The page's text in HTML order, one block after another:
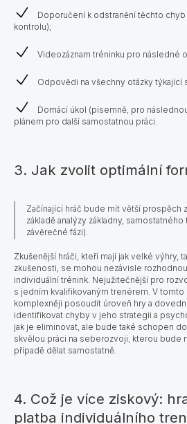
Doporučení k odstranění těchto
kontrolu);
Videozáznam tréninku pro následné
Odpovědi na všechny otázky týkající
Domácí úkol (písemně, pro
plánem pro další samostatnou práci.
3. Jak zvolit optimální
Začínající hráč bude mít větší prospěch
základě analýzy základny,
závěrečné fázi).
Zkušenější hráči, kteří mají jak velké výhry,
zkušenosti, se mohou nezávisle
individuální trénink. Nejužitečnější pro
s jedním kvalifikovaným trenérem. V tomto
komplexněji posoudit úroveň hry a
identifikovat chyby v jeho strategii a
jak je eliminovat, ale bude také schopen
skvělou práci na seberozvoji, kterou bude
případě dělat samostatně.
4. Což je více ziskový:
platba individuálního